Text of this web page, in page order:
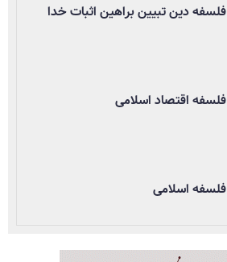
فلسفه دین تبیین براهین اثبات خدا
فلسفه اقتصاد اسلامی
فلسفه اسلامی